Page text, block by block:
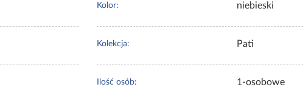
Kolor: niebieski
Kolekcja: Pati
Ilość osób: 1-osobowe